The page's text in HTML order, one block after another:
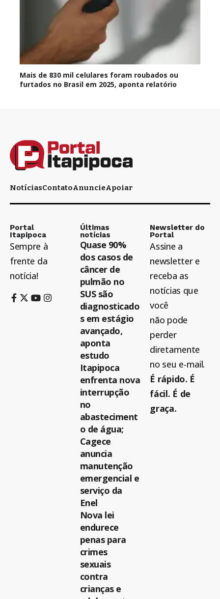
Mais de 830 mil celulares foram roubados ou
furtados no Brasil em 2025, aponta relatório
NotíciasContatoAnuncieApoiar
Portal
Itapipoca
Sempre à
frente da
notícia!
Últimas
notícias
Quase 90%
dos casos de
câncer de
pulmão no
SUS são
diagnosticado
s em estágio
avançado,
aponta
estudo
Itapipoca
enfrenta nova
interrupção
no
abasteciment
o de água;
Cagece
anuncia
manutenção
emergencial e
serviço da
Enel
Nova lei
endurece
penas para
crimes
sexuais
contra
crianças e
Newsletter do
Portal
Assine a
newsletter e
receba as
notícias que
você
não pode
perder
diretamente
no seu e-mail.
É rápido. É
fácil. É de
graça.